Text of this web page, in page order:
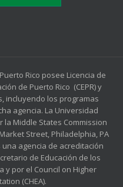
Rico posee Licencia de
de Puerto Rico (CEPR) y
incluyendo los programas
agencia. La Universidad
Middle States Commission
Street, Philadelphia, PA
una agencia de acreditación
de Educación de los
y por el Council on Higher
(CHEA).